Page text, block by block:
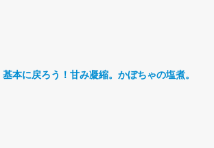
基本に戻ろう！甘み凝縮。かぼちゃの塩煮。